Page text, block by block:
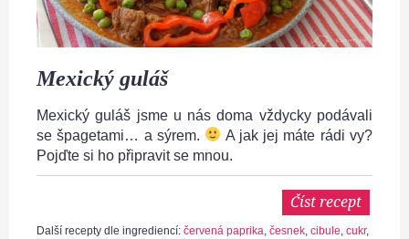
Mexický guláš
Mexický guláš jsme u nás doma vždycky podávali
se špagetami… a sýrem.
A jak jej máte rádi vy?
Pojďte si ho připravit se mnou.
Číst recept
Další recepty dle ingrediencí: červená paprika, česnek, cibule, cukr,